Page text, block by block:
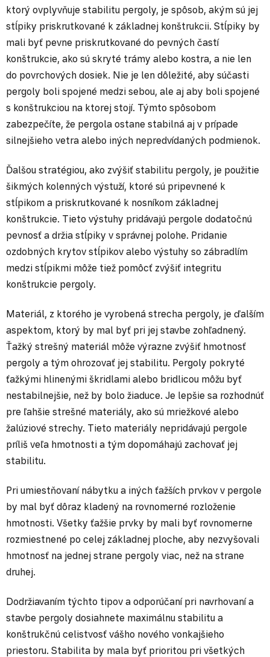
ktorý ovplyvňuje stabilitu pergoly, je spôsob, akým sú jej
stĺpiky priskrutkované k základnej konštrukcii. Stĺpiky by
mali byť pevne priskrutkované do pevných častí
konštrukcie, ako sú skryté trámy alebo kostra, a nie len
do povrchových dosiek. Nie je len dôležité, aby súčasti
pergoly boli spojené medzi sebou, ale aj aby boli spojené
s konštrukciou na ktorej stojí. Týmto spôsobom
zabezpečíte, že pergola ostane stabilná aj v prípade
silnejšieho vetra alebo iných nepredvídaných podmienok.
Ďalšou stratégiou, ako zvýšiť stabilitu pergoly, je použitie
šikmých kolenných výstuží, ktoré sú pripevnené k
stĺpikom a priskrutkované k nosníkom základnej
konštrukcie. Tieto výstuhy pridávajú pergole dodatočnú
pevnosť a držia stĺpiky v správnej polohe. Pridanie
ozdobných krytov stĺpikov alebo výstuhy so zábradlím
medzi stĺpikmi môže tiež pomôcť zvýšiť integritu
konštrukcie pergoly.
Materiál, z ktorého je vyrobená strecha pergoly, je ďalším
aspektom, ktorý by mal byť pri jej stavbe zohľadnený.
Ťažký strešný materiál môže výrazne zvýšiť hmotnosť
pergoly a tým ohrozovať jej stabilitu. Pergoly pokryté
ťažkými hlinenými škridlami alebo bridlicou môžu byť
nestabilnejšie, než by bolo žiaduce. Je lepšie sa rozhodnúť
pre ľahšie strešné materiály, ako sú mriežkové alebo
žalúziové strechy. Tieto materiály nepridávajú pergole
príliš veľa hmotnosti a tým dopomáhajú zachovať jej
stabilitu.
Pri umiestňovaní nábytku a iných ťažších prvkov v pergole
by mal byť dôraz kladený na rovnomerné rozloženie
hmotnosti. Všetky ťažšie prvky by mali byť rovnomerne
rozmiestnené po celej základnej ploche, aby nezvyšovali
hmotnosť na jednej strane pergoly viac, než na strane
druhej.
Dodržiavaním týchto tipov a odporúčaní pri navrhovaní a
stavbe pergoly dosiahnete maximálnu stabilitu a
konštrukčnú celistvosť vášho nového vonkajšieho
priestoru. Stabilita by mala byť prioritou pri všetkých